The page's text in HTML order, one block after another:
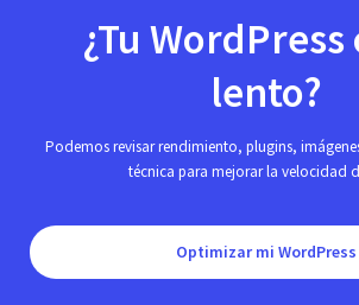
¿Tu WordPress
lento?
Podemos revisar rendimiento, plugins,
técnica para mejorar la velocidad
Optimizar mi WordPress